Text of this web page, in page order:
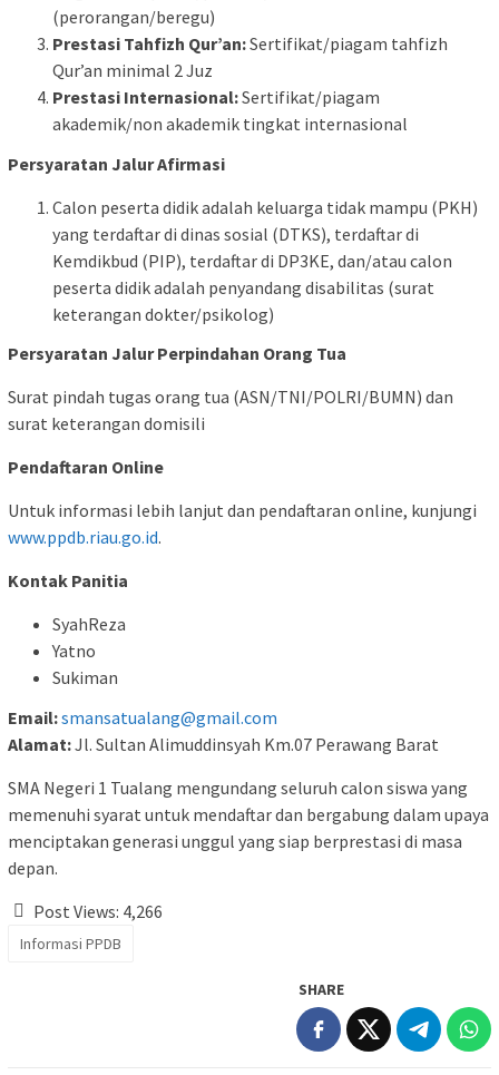
(perorangan/beregu)
Prestasi Tahfizh Qur’an:Sertifikat/piagam tahfizh
Qur’an minimal 2 Juz
Prestasi Internasional:Sertifikat/piagam
akademik/non akademik tingkat internasional
Persyaratan Jalur Afirmasi
Calon peserta didik adalah keluarga tidak mampu (PKH)
yang terdaftar di dinas sosial (DTKS), terdaftar di
Kemdikbud (PIP), terdaftar di DP3KE, dan/atau calon
peserta didik adalah penyandang disabilitas (surat
keterangan dokter/psikolog)
Persyaratan Jalur Perpindahan Orang Tua
Surat pindah tugas orang tua (ASN/TNI/POLRI/BUMN) dan
surat keterangan domisili
Pendaftaran Online
Untuk informasi lebih lanjut dan pendaftaran online, kunjungi
www.ppdb.riau.go.id.
Kontak Panitia
SyahReza
Yatno
Sukiman
Email:smansatualang@gmail.com
Alamat:Jl. Sultan Alimuddinsyah Km.07 Perawang Barat
SMA Negeri 1 Tualang mengundang seluruh calon siswa yang
memenuhi syarat untuk mendaftar dan bergabung dalam upaya
menciptakan generasi unggul yang siap berprestasi di masa
depan.
Post Views: 4,266
Informasi PPDB
SHARE